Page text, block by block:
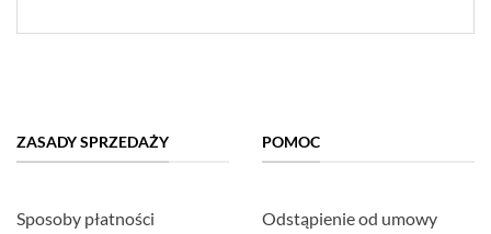
ZASADY SPRZEDAŻY
Sposoby płatności
POMOC
Odstąpienie od umowy